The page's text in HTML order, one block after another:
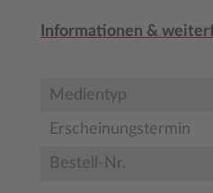
Informationen &
Medientyp
Erscheinungstermin
Bestell-Nr.